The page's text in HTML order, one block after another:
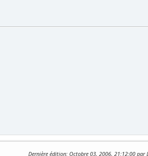
Dernière édition: Octobre 03, 2006, 21:12:00 par